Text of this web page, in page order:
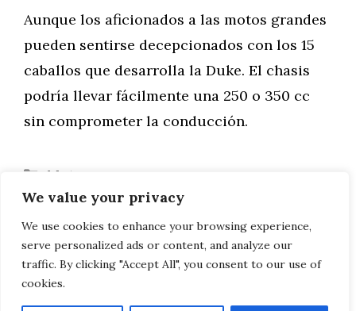
We value your privacy
We use cookies to enhance your browsing experience,
serve personalized ads or content, and analyze our
traffic. By clicking "Accept All", you consent to our use of
cookies.
Aunque los aficionados a las motos grandes
pueden sentirse decepcionados con los 15
caballos que desarrolla la Duke. El chasis
podría llevar fácilmente una 250 o 350 cc
sin comprometer la conducción.
Categorías
Motor
Utilice las palabras adecuadas para
atraer a su mejor comprador
Arquitectura de enlaces: qué es